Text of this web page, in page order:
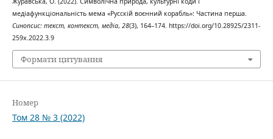
медіафункціональність мема «Русскій воєнний корабль»: Частина перша.
Синопсис: текст, контекст, медіа, 28(3), 164–174. https://doi.org/10.28925/2311-
259x.2022.3.9
Формати цитування
Номер
Том 28 № 3 (2022)